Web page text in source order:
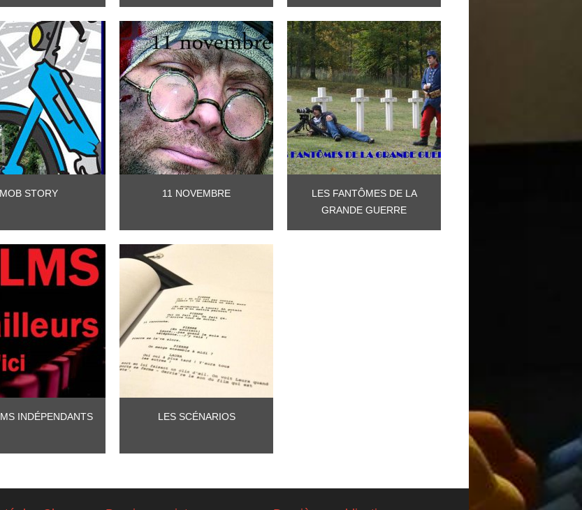
MOB STORY 11 NOVEMBRE
LES FANTÔMES DE LA
GRANDE GUERRE
INDÉPENDANTS LES SCÉNARIOS